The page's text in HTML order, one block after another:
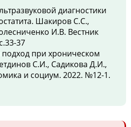
диагностики
Шакиров С.С.,
И.В. Вестник
37
при хроническом
С.И., Садикова Д.И.,
и социум. 2022. №12-1.